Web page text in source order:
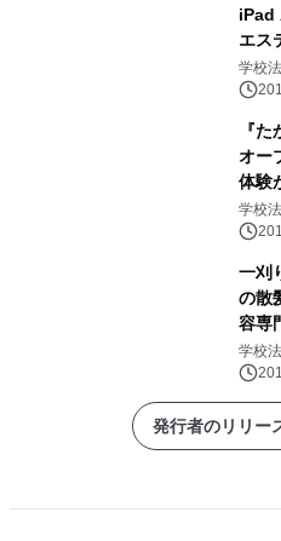
iPad
エス
教材
学校
『
オー
体験
金・
学校
一刈
の散
容専
ャン
学校
発行者のリリー